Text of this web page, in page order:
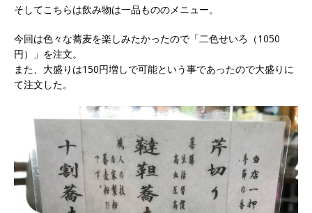
そしてこちらは飲み物は一品もののメニュー。
今回は色々な蕎麦を楽しみたかったので「二色せいろ（1050
円）」を注文。
また、大盛りは150円増しで可能という事であったので大盛りに
て注文した。